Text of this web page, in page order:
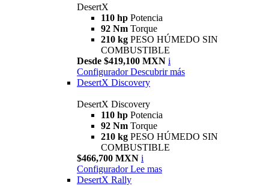
DesertX
110 hp Potencia
92 Nm Torque
210 kg PESO HÚMEDO SIN
COMBUSTIBLE
Desde $419,100 MXN i
Configurador Descubrir más
DesertX Discovery
DesertX Discovery
110 hp Potencia
92 Nm Torque
210 kg PESO HÚMEDO SIN
COMBUSTIBLE
$466,700 MXN i
Configurador Lee mas
DesertX Rally